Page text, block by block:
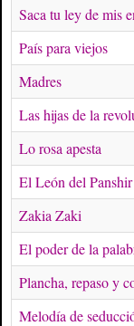
Saca tu ley de mis
País para viejos
Madres
Las hijas de la
Lo rosa apesta
El León del Panshir
Zakia Zaki
El poder de la
Plancha, repaso y
Melodía de